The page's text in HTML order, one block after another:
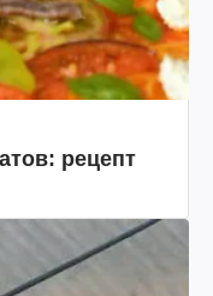
рецепт